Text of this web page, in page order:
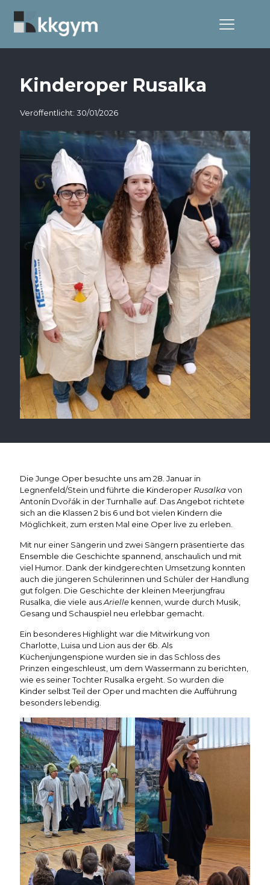
Kinderoper Rusalka
Veröffentlicht: 30/01/2026
Die Junge Oper besuchte uns am 28. Januar in
Legnenfeld/Stein und führte die Kinderoper Rusalkavon
Antonín Dvořák in der Turnhalle auf. Das Angebot richtete
sich an die Klassen 2 bis 6 und bot vielen Kindern die
Möglichkeit, zum ersten Mal eine Oper live zu erleben.
Mit nur einer Sängerin und zwei Sängern präsentierte das
Ensemble die Geschichte spannend, anschaulich und mit
viel Humor. Dank der kindgerechten Umsetzung konnten
auch die jüngeren Schülerinnen und Schüler der Handlung
gut folgen. Die Geschichte der kleinen Meerjungfrau
Rusalka, die viele ausArielle kennen, wurde durch Musik,
Gesang und Schauspiel neu erlebbar gemacht.
Ein besonderes Highlight war die Mitwirkung von
Charlotte, Luisa und Lion aus der 6b. Als
Küchenjungenspione wurden sie in das Schloss des
Prinzen eingeschleust, um dem Wassermann zu berichten,
wie es seiner Tochter Rusalka ergeht. So wurden die
Kinder selbst Teil der Oper und machten die Aufführung
besonders lebendig.